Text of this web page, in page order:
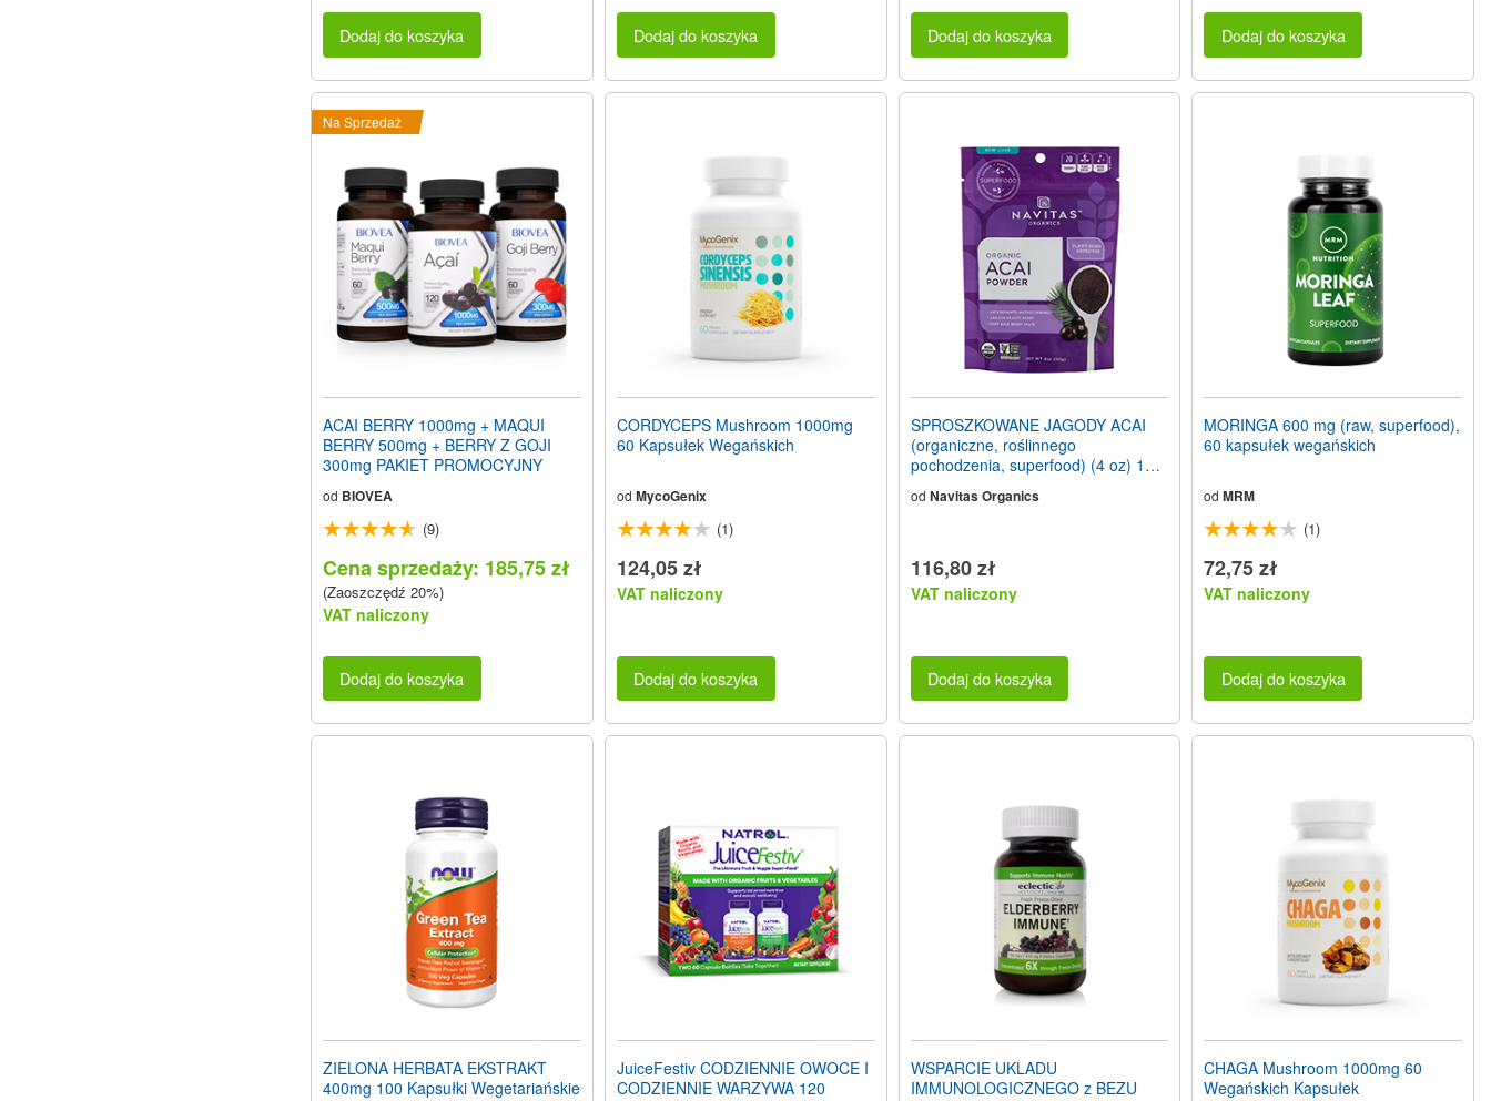
Dodaj do koszyka Dodaj do koszyka Dodaj do koszyka Dodaj do koszyka
Na Sprzedaż
ACAI BERRY 1000mg + MAQUI
BERRY 500mg + BERRY Z GOJI
300mg PAKIET PROMOCYJNY
od BIOVEA
(9)
Cena sprzedaży: 185,75 zł
(Zaoszczędź 20%)
VAT naliczony
Dodaj do koszyka
CORDYCEPS Mushroom 1000mg
60 Kapsułek Wegańskich
od MycoGenix
(1)
124,05 zł
VAT naliczony
Dodaj do koszyka
SPROSZKOWANE JAGODY ACAI
(organiczne, roślinnego
pochodzenia, superfood) (4 oz) 113
od Navitas Organics
116,80 zł
VAT naliczony
Dodaj do koszyka
MORINGA 600 mg (raw, superfood),
60 kapsułek wegańskich
od MRM
(1)
72,75 zł
VAT naliczony
Dodaj do koszyka
ZIELONA HERBATA EKSTRAKT
400mg 100 Kapsułki Wegetariańskie
JuiceFestiv CODZIENNIE OWOCE I
CODZIENNIE WARZYWA 120
WSPARCIE UKLADU
IMMUNOLOGICZNEGO z BEZU
CHAGA Mushroom 1000mg 60
Wegańskich Kapsułek